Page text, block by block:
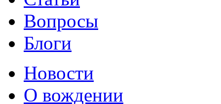
Вопросы
Блоги
Новости
О вождении